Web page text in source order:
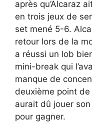
après qu’Alcaraz
en trois jeux de
set mené 5-6.
retour lors de la
a réussi un lob
mini-break qui
manque de
deuxième point de
aurait dû jouer
pour gagner.